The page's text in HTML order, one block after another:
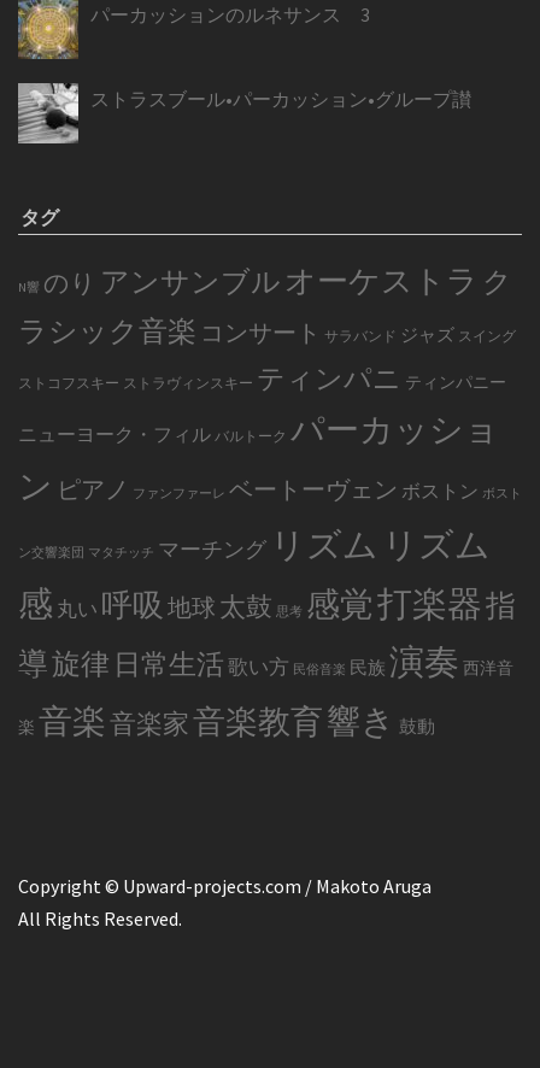
パーカッションのルネサンス 3
ストラスブール•パーカッション•グループ讃
タグ
N響 のり アンサンブルオーケストラ ク
ラシック音楽 コンサート サラバンド ジャズ スイング
ストコフスキー ストラヴィンスキー ティンパニ ティンパニー
ニューヨーク・フィル バルトーク パーカッショ
ン ピアノ ファンファーレ ベートーヴェン ボストン ボスト
ン交響楽団 マタチッチ マーチング リズム リズム
感 丸い 呼吸 地球太鼓 思考 感覚打楽器指
導旋律 日常生活歌い方 民俗音楽 民族 演奏 西洋音
楽 音楽音楽家音楽教育響き 鼓動
Copyright © Upward-projects.com / Makoto Aruga
All Rights Reserved.